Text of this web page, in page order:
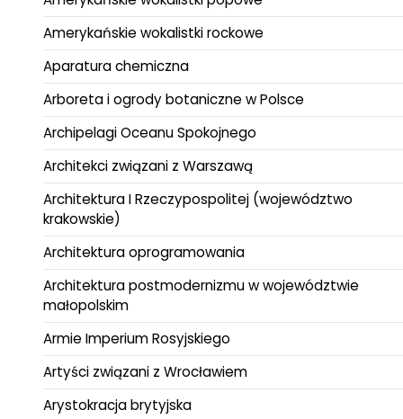
Amerykańskie wokalistki rockowe
Aparatura chemiczna
Arboreta i ogrody botaniczne w Polsce
Archipelagi Oceanu Spokojnego
Architekci związani z Warszawą
Architektura I Rzeczypospolitej (województwo
krakowskie)
Architektura oprogramowania
Architektura postmodernizmu w województwie
małopolskim
Armie Imperium Rosyjskiego
Artyści związani z Wrocławiem
Arystokracja brytyjska